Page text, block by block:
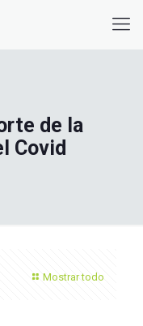
de la
Covid
Mostrar todo